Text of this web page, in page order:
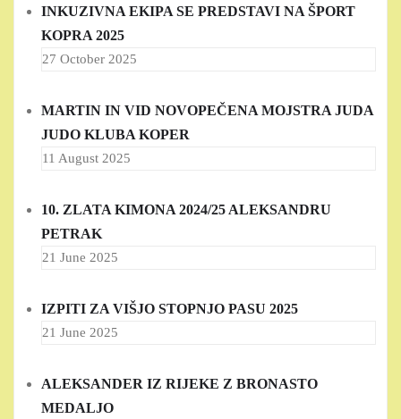
INKUZIVNA EKIPA SE PREDSTAVI NA ŠPORT
KOPRA 2025
27 October 2025
MARTIN IN VID NOVOPEČENA MOJSTRA JUDA
JUDO KLUBA KOPER
11 August 2025
10. ZLATA KIMONA 2024/25 ALEKSANDRU
PETRAK
21 June 2025
IZPITI ZA VIŠJO STOPNJO PASU 2025
21 June 2025
ALEKSANDER IZ RIJEKE Z BRONASTO
MEDALJO